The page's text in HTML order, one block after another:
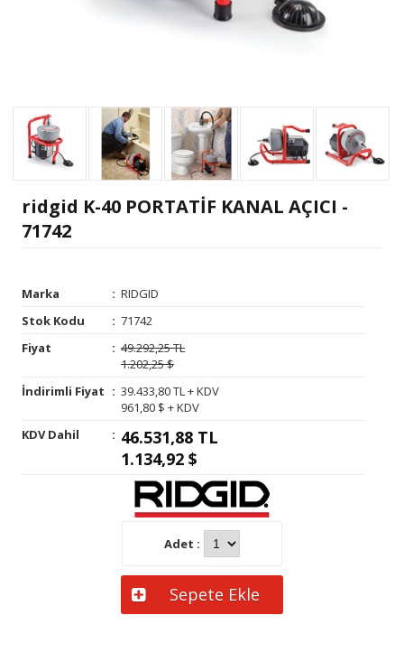
ridgid K-40 PORTATİF KANAL AÇICI -
71742
Marka : RIDGID
Stok Kodu
: 71742
Fiyat
: 49.292,25 TL
1.202,25 $
İndirimli Fiyat : 39.433,80 TL + KDV
961,80 $ + KDV
KDV Dahil
: 46.531,88 TL
1.134,92 $
Adet :
Sepete Ekle